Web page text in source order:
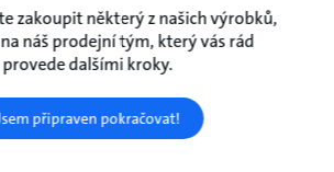
zakoupit některý z našich výrobků,
náš prodejní tým, který vás rád
provede dalšími kroky.
připraven pokračovat!